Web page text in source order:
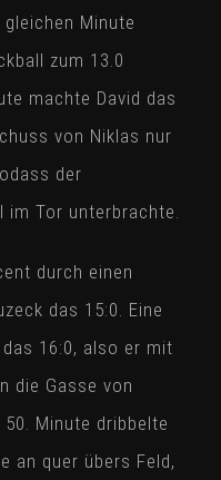
Minute
zum 13.0
machte David das
von Niklas nur
der
im Tor unterbrachte.
durch einen
das 15:0. Eine
16:0, also er mit
die Gasse von
Minute dribbelte
an quer übers Feld,